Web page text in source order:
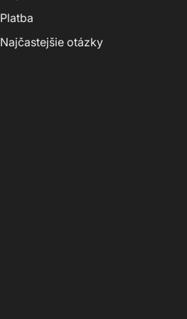
Platba
Najčastejšie otázky